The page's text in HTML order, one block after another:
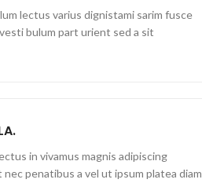
lectus varius dignistami sarim fusce
bulum part urient sed a sit
in vivamus magnis adipiscing
penatibus a vel ut ipsum platea diam